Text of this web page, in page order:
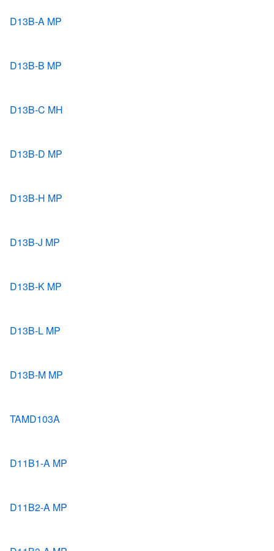
D13B-A MP
D13B-B MP
D13B-C MH
D13B-D MP
D13B-H MP
D13B-J MP
D13B-K MP
D13B-L MP
D13B-M MP
TAMD103A
D11B1-A MP
D11B2-A MP